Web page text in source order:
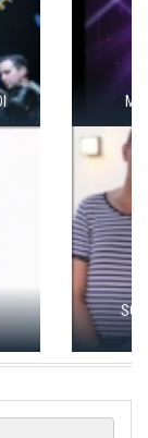
GELİYOR
ANKARA VE